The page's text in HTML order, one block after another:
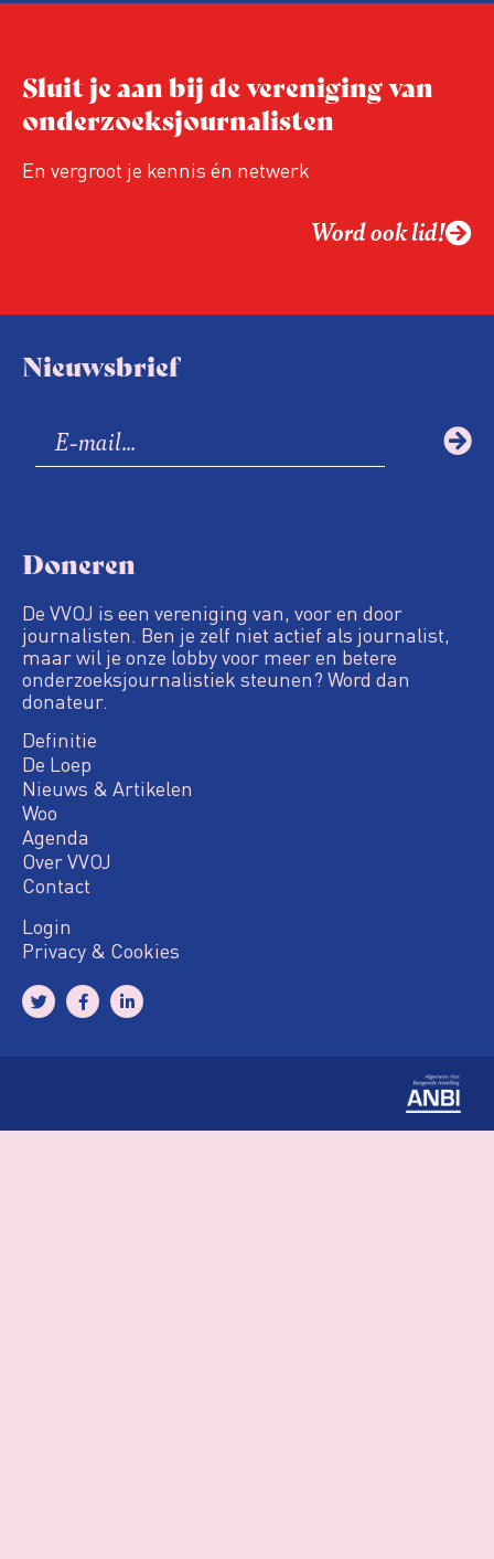
Vreemdelingenpolitie.
Sluit je aan bij de vereniging van
onderzoeksjournalisten
En vergroot je kennis én netwerk
Word ook lid!
Nieuwsbrief
Doneren
De VVOJ is een vereniging van, voor en door
journalisten. Ben je zelf niet actief als journalist,
maar wil je onze lobby voor meer en betere
onderzoeksjournalistiek steunen? Word dan
donateur.
Definitie
De Loep
Nieuws & Artikelen
Woo
Agenda
Over VVOJ
Contact
Login
Privacy & Cookies